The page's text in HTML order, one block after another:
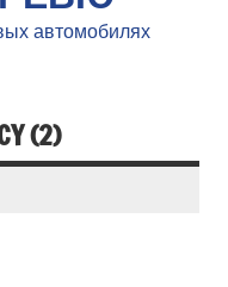
автомобилях
(2)